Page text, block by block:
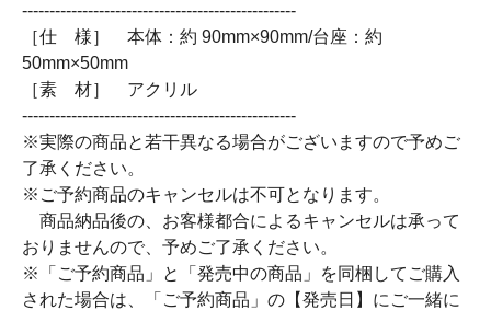
--------------------------------------------------
［仕 様］ 本体：約 90mm×90mm/台座：約
50mm×50mm
［素 材］ アクリル
--------------------------------------------------
※実際の商品と若干異なる場合がございますので予めご
了承ください。
※ご予約商品のキャンセルは不可となります。
商品納品後の、お客様都合によるキャンセルは承って
おりませんので、予めご了承ください。
※「ご予約商品」と「発売中の商品」を同梱してご購入
された場合は、「ご予約商品」の【発売日】にご一緒に